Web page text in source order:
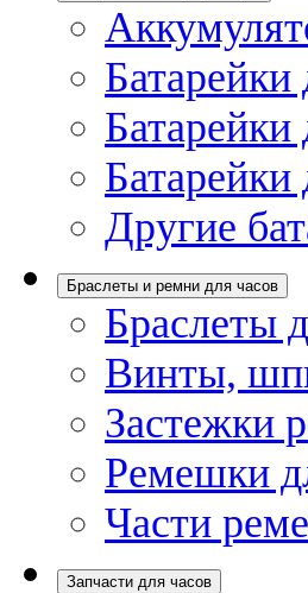
Батарейки
Батарейки
Другие
Браслеты и ремни для часов
Браслеты
Винты,
Застежки
Ремешки
Части
Запчасти для часов